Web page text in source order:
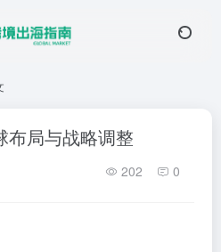
布局与战略调整
202 0